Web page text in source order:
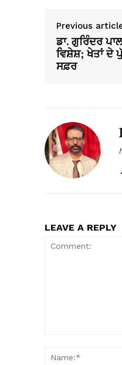
Previous
ਡਾ. ਗੁਰਿੰਦਰ
ਵਿਸ਼ੇਸ਼; ਖੇਤਾਂ ਦੇ
ਸਫ਼ਰ
LEAVE A REPLY